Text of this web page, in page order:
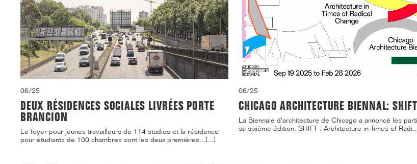
06/25
DEUX RÉSIDENCES SOCIALES LIVRÉES PORTE
BRANCION
Le foyer pour jeunes travailleurs de 114 studios et la résidence
pour étudiants de 100 chambres sont les deux premières...[...]
06/25
CHICAGO ARCHITECTURE BIENNAL: SHIFT
La Biennale d'architecture de Chicago a annoncé les
sa sixième édition, SHIFT : Architecture in Times of